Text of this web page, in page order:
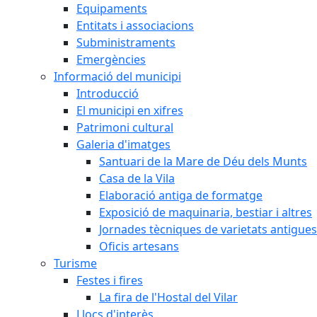
Equipaments
Entitats i associacions
Subministraments
Emergències
Informació del municipi
Introducció
El municipi en xifres
Patrimoni cultural
Galeria d'imatges
Santuari de la Mare de Déu dels Munts
Casa de la Vila
Elaboració antiga de formatge
Exposició de maquinaria, bestiar i altres
Jornades tècniques de varietats
Oficis artesans
Turisme
Festes i fires
La fira de l'Hostal del Vilar